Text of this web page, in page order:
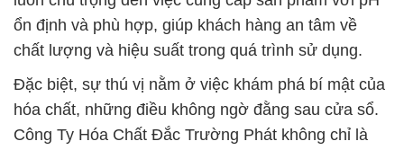
ổn định và phù hợp, giúp khách hàng an tâm về
chất lượng và hiệu suất trong quá trình sử dụng.
Đặc biệt, sự thú vị nằm ở việc khám phá bí mật của
hóa chất, những điều không ngờ đằng sau cửa sổ.
Công Ty Hóa Chất Đắc Trường Phát không chỉ là